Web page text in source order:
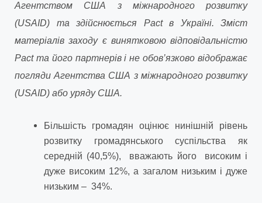
Агентством США з міжнародного розвитку
(USAID) та здійснюється Pact в Україні. Зміст
матеріалів заходу є винятковою відповідальністю
Pact та його партнерів i не обов’язково відображає
погляди Агентства США з міжнародного розвитку
(USAID) або уряду США.
Більшість громадян оцінює нинішній рівень
розвитку громадянського суспільства як
середній (40,5%), вважають його високим і
дуже високим 12%, а загалом низьким і дуже
низьким – 34%.